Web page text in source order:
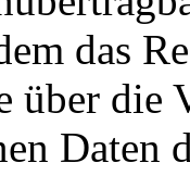
das
über die
Daten